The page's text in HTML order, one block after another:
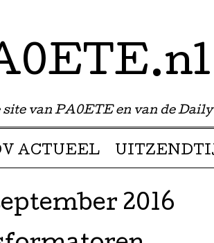
van PA0ETE en van de
ACTUEEL
2016